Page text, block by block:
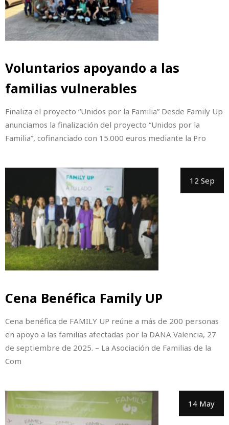
Voluntarios apoyando a las
familias vulnerables
Finaliza el proyecto “Unidos por la Familia” Desde Family Up
anunciamos la finalización del proyecto “Unidos por la
Familia”, cofinanciado con 15.000 euros mediante la Pro
12 Sep
Cena Benéfica Family UP
Cena benéfica de FAMILY UP reúne a más de 200 personas
en apoyo a las familias afectadas por la DANA Valencia, 27
de septiembre de 2025. – La Asociación de Familias de la
Com
14 May